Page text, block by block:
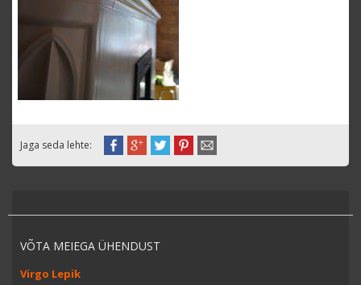
Jaga seda lehte:
VÕTA MEIEGA ÜHENDUST
Virgo Lepik